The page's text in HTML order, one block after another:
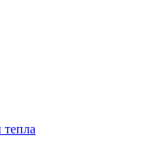
тепла